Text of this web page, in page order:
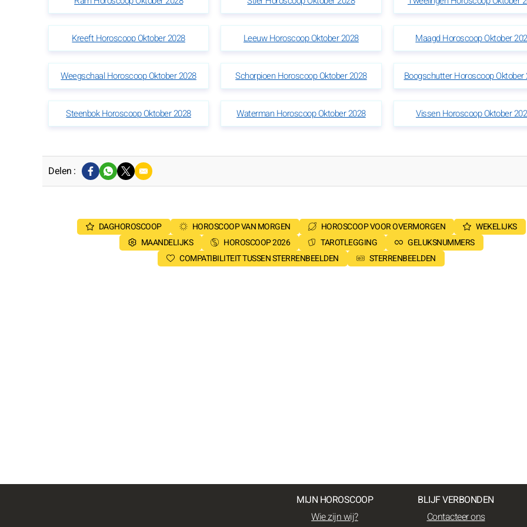
Kreeft Horoscoop Oktober 2028 Leeuw Horoscoop Oktober 2028 Maagd Horoscoop Oktober
Weegschaal Horoscoop Oktober 2028 Schorpioen Horoscoop Oktober 2028 Boogschutter Horoscoop Oktober
Steenbok Horoscoop Oktober 2028 Waterman Horoscoop Oktober 2028 Vissen Horoscoop Oktober
Delen :
DAGHOROSCOOP HOROSCOOP VAN MORGEN HOROSCOOP VOOR OVERMORGEN
WEKELIJKS
MAANDELIJKS
HOROSCOOP 2026 TAROTLEGGING
GELUKSNUMMERS
COMPATIBILITEIT TUSSEN STERRENBEELDEN
STERRENBEELDEN
MIJN HOROSCOOP
Wie zijn wij?
BLIJF VERBONDEN
Contacteer ons